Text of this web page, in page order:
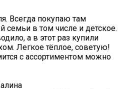
Всегда покупаю там
семьи в том числе и детское.
а в этот раз купили
Легкое тёплое, советую!
с ассортиментом можно